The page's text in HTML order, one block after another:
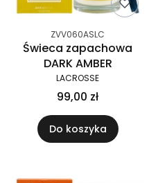
ZVV060ASLC
Świeca zapachowa
DARK AMBER
LACROSSE
99,00 zł
Do koszyka